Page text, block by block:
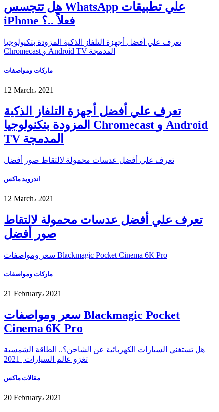
هل تتجسس WhatsApp علي تطبيقات
iPhone فعلاً ..؟
تعرف علي أفضل أجهزة التلفاز الذكية المزودة بتكنولوجيا
Chromecast و Android TV المدمجة
ماركات ومواصفات
12 March، 2021
تعرف علي أفضل أجهزة التلفاز الذكية
المزودة بتكنولوجيا Chromecast و Android
TV المدمجة
تعرف علي أفضل عدسات محمولة لالتقاط صور أفضل
اندرويد ماكس
12 March، 2021
تعرف علي أفضل عدسات محمولة لالتقاط
صور أفضل
سعر ومواصفات Blackmagic Pocket Cinema 6K Pro
ماركات ومواصفات
21 February، 2021
سعر ومواصفات Blackmagic Pocket
Cinema 6K Pro
هل تستغني السيارات الكهربائية عن الشاحن؟.. الطاقة الشمسية
تغزو عالم السيارات | 2021
مقالات ماكس
20 February، 2021